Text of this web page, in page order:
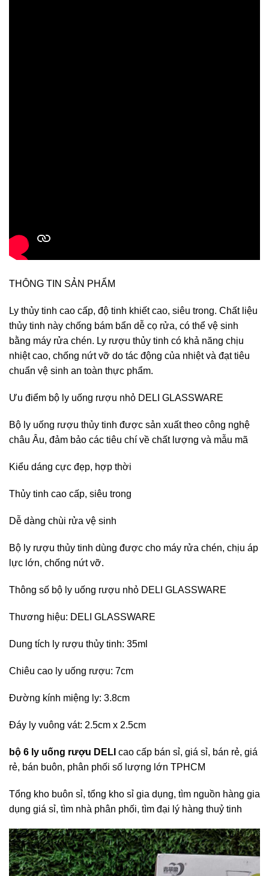
THÔNG TIN SẢN PHẨM
Ly thủy tinh cao cấp, độ tinh khiết cao, siêu trong. Chất liệu
thủy tinh này chống bám bẩn dễ cọ rửa, có thể vệ sinh
bằng máy rửa chén. Ly rượu thủy tinh có khả năng chịu
nhiệt cao, chống nứt vỡ do tác động của nhiệt và đạt tiêu
chuẩn vệ sinh an toàn thực phẩm.
Ưu điểm bộ ly uống rượu nhỏ DELI GLASSWARE
Bộ ly uống rượu thủy tinh được sản xuất theo công nghệ
châu Âu, đảm bảo các tiêu chí về chất lượng và mẫu mã
Kiểu dáng cực đẹp, hợp thời
Thủy tinh cao cấp, siêu trong
Dễ dàng chùi rửa vệ sinh
Bộ ly rượu thủy tinh dùng được cho máy rửa chén, chịu áp
lực lớn, chống nứt vỡ.
Thông số bộ ly uống rượu nhỏ DELI GLASSWARE
Thương hiệu: DELI GLASSWARE
Dung tích ly rượu thủy tinh: 35ml
Chiêu cao ly uống rượu: 7cm
Đường kính miệng ly: 3.8cm
Đáy ly vuông vát: 2.5cm x 2.5cm
bộ 6 ly uống rượu DELI cao cấp bán sỉ, giá sỉ, bán rẻ, giá
rẻ, bán buôn, phân phối số lượng lớn TPHCM
Tổng kho buôn sỉ, tổng kho sỉ gia dụng, tìm nguồn hàng gia
dụng giá sỉ, tìm nhà phân phối, tìm đại lý hàng thuỷ tinh